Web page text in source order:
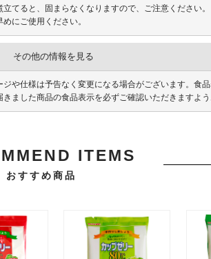
てると、固まらなくなりますので、ご注意ください。
にご使用ください。
その他の情報を見る
や仕様は予告なく変更になる場合がございます。食
ました商品の食品表示を必ずご確認いただきますよう
ITEMS
おすすめ商品